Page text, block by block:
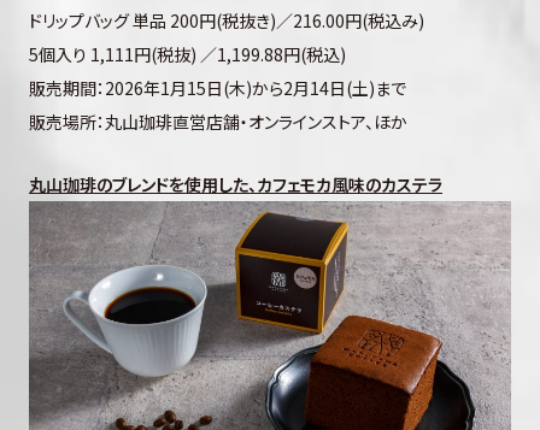
ドリップバッグ 単品 200円(税抜き)／216.00円(税込み)
5個入り 1,111円(税抜) ／1,199.88円(税込)
販売期間：2026年1月15日(木)から2月14日(土)まで
販売場所：丸山珈琲直営店舗・オンラインストア、ほか
丸山珈琲のブレンドを使用した、カフェモカ風味のカステラ